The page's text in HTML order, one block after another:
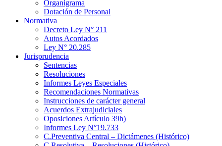
Organigrama
Dotación de Personal
Normativa
Decreto Ley N° 211
Autos Acordados
Ley N° 20.285
Jurisprudencia
Sentencias
Resoluciones
Informes Leyes Especiales
Recomendaciones Normativas
Instrucciones de carácter general
Acuerdos Extrajudiciales
Oposiciones Artículo 39h)
Informes Ley N°19.733
C.Preventiva Central – Dictámenes (Histórico)